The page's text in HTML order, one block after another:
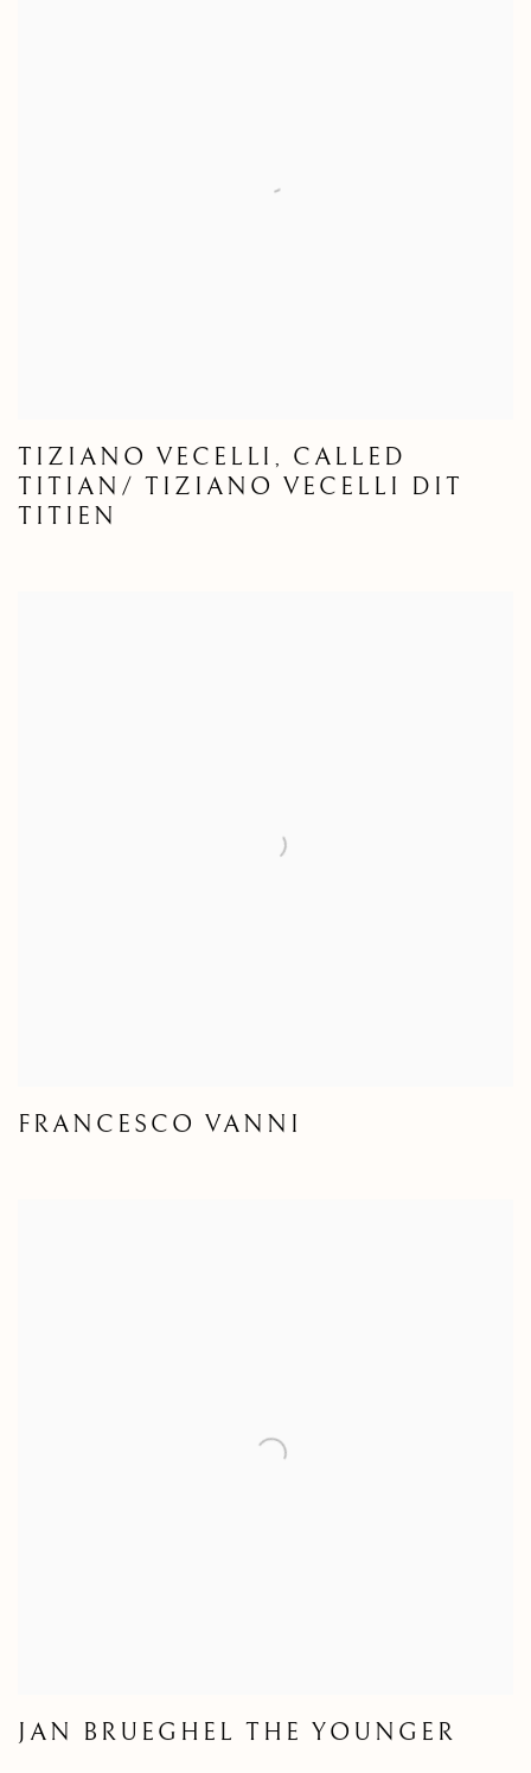
TIZIANO VECELLI, CALLED
TITIAN/ TIZIANO VECELLI DIT
TITIEN
FRANCESCO VANNI
JAN BRUEGHEL THE YOUNGER